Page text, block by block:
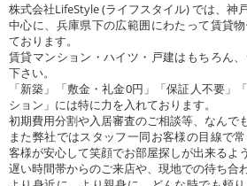
株式会社LifeStyle (ライフスタイル) では、神
中心に、兵庫県下の広範囲にわたって賃貸
ております。
賃貸マンション・ハイツ・戸建はもちろん
下さい。
「新築」「敷金・礼金0円」「保証人不要」
ション」には特に力を入れております。
初期費用分割や入居審査のご相談等、なんで
また弊社ではスタッフ一同お客様の目線で
客様が安心して笑顔でお部屋探しが出来るよ
遅い時間帯からのご来店や、現地での待ち合